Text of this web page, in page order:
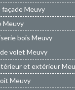
Meuvy
Meuvy
bois Meuvy
volet Meuvy
et extérieur
Meuvy